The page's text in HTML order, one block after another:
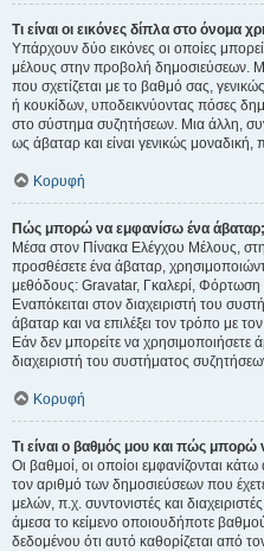
Τι είναι οι εικόνες δίπλα στο όνομα
Υπάρχουν δύο εικόνες οι οποίες
μέλους στην προβολή δημοσιεύσεων.
που σχετίζεται με το βαθμό σας,
ή κουκίδων, υποδεικνύοντας πόσες
στο σύστημα συζητήσεων. Μια άλλη,
ως άβαταρ και είναι γενικώς
Κορυφή
Πώς μπορώ να εμφανίσω ένα άβαταρ;
Μέσα στον Πίνακα Ελέγχου Μέλους,
προσθέσετε ένα άβαταρ,
μεθόδους: Gravatar, Γκαλερί,
Εναπόκειται στον διαχειριστή του
άβαταρ και να επιλέξει τον τρόπο με
Εάν δεν μπορείτε να χρησιμοποιήσετε
διαχειριστή του συστήματος
Κορυφή
Τι είναι ο βαθμός μου και πώς μπορώ
Οι βαθμοί, οι οποίοι εμφανίζονται
τον αριθμό των δημοσιεύσεων που
μελών, π.χ. συντονιστές και
άμεσα το κείμενο οποιουδήποτε
δεδομένου ότι αυτό καθορίζεται από